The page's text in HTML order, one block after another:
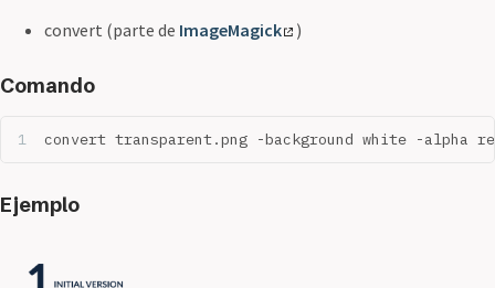
convert (parte de ImageMagick )
Comando
convert transparent.png -background white -alpha
Ejemplo